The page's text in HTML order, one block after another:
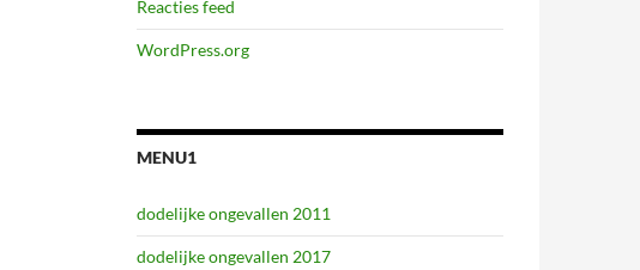
Reacties feed
WordPress.org
MENU1
dodelijke ongevallen 2011
dodelijke ongevallen 2017